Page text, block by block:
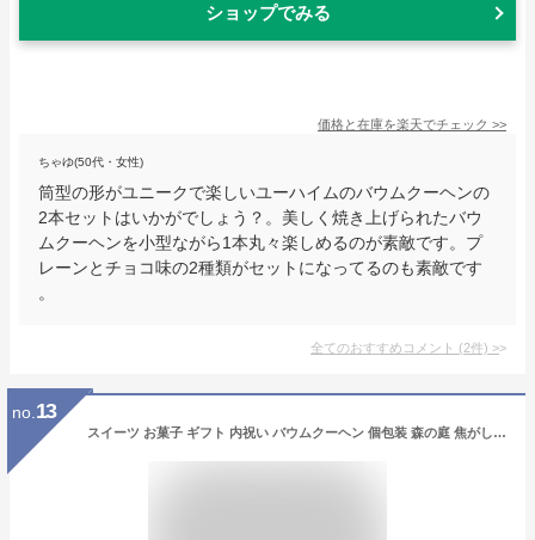
ショップでみる
価格と在庫を楽天でチェック >>
ちゃゆ(50代・女性)
筒型の形がユニークで楽しいユーハイムのバウムクーヘンの
2本セットはいかがでしょう？。美しく焼き上げられたバウ
ムクーヘンを小型ながら1本丸々楽しめるのが素敵です。プ
レーンとチョコ味の2種類がセットになってるのも素敵です
。
全てのおすすめコメント (2件) >
no. 13
スイーツ お菓子 ギフト 内祝い バウムクーヘン 個包装 森の庭 焦がしキャラメルがしみ込んだバーム詰合せ 15個入 MRO-02A 手土産 焼き菓子 詰め合わせ 出産内祝い 結婚内祝い 結婚祝い ご挨拶 JGS お急ぎ便 送料無料 お返し